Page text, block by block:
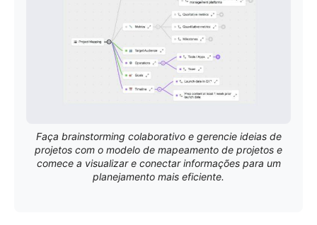
Faça brainstorming colaborativo e gerencie ideias de
projetos com o modelo de mapeamento de projetos e
comece a visualizar e conectar informações para um
planejamento mais eficiente.